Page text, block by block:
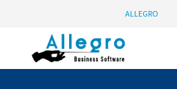
ALLEGRO